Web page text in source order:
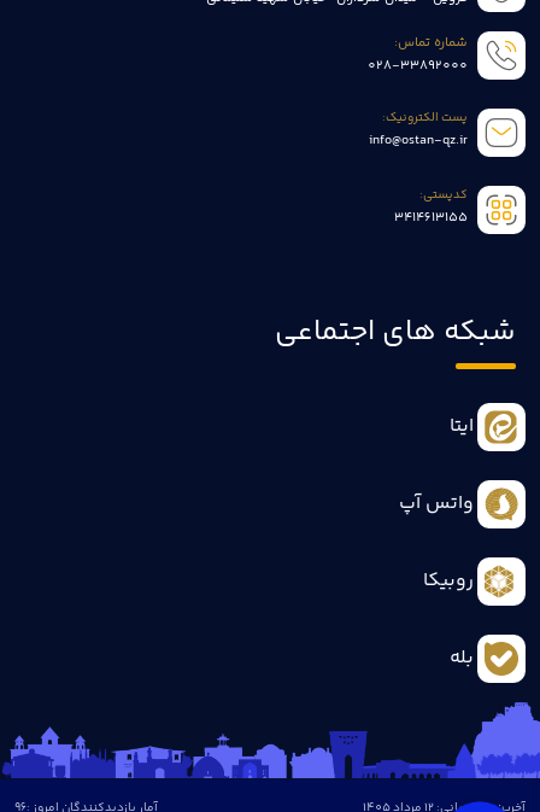
شماره تماس:
028-33892000
پست الکترونیک:
info@ostan-qz.ir
کدپستی:
3414613155
شبکه های اجتماعی
ایتا
واتس آپ
روبیکا
بله